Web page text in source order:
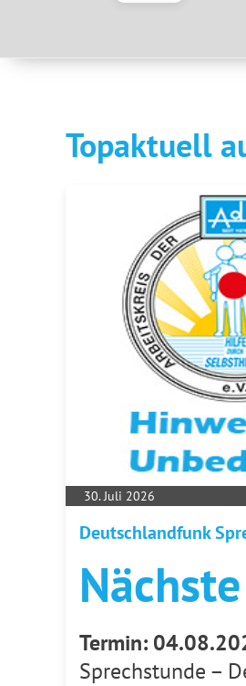
Topaktuell
30. Juli 2026
Deutschlandfunk
Termin:
Sprechstunde –